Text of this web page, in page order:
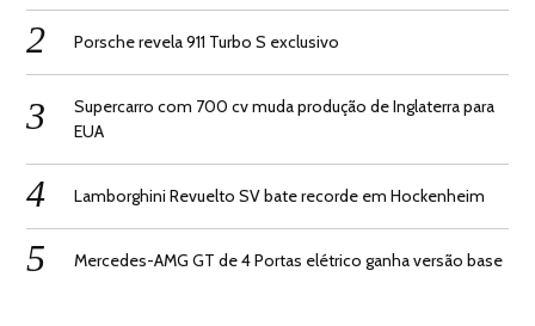
Porsche revela 911 Turbo S exclusivo
Supercarro com 700 cv muda produção de Inglaterra para
EUA
Lamborghini Revuelto SV bate recorde em Hockenheim
Mercedes-AMG GT de 4 Portas elétrico ganha versão base